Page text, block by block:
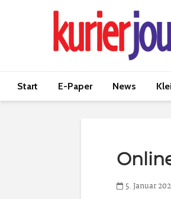
Start E-Paper News
5. Januar